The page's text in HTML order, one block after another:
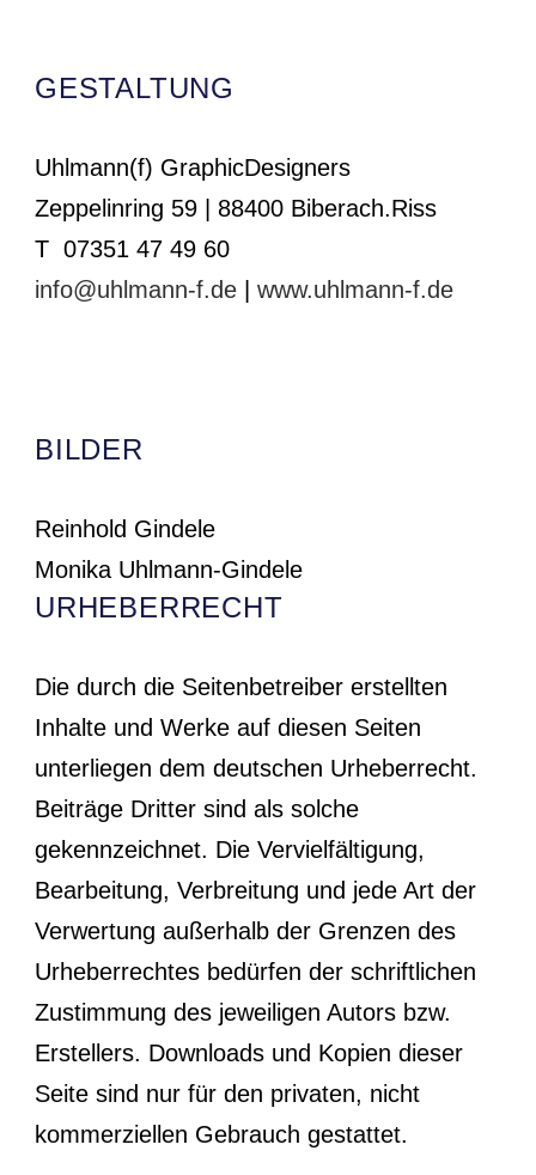
GESTALTUNG
Uhlmann(f) GraphicDesigners
Zeppelinring 59 | 88400 Biberach.Riss
T 07351 47 49 60
info@uhlmann-f.de| www.uhlmann-f.de
BILDER
Reinhold Gindele
Monika Uhlmann-Gindele
URHEBERRECHT
Die durch die Seitenbetreiber erstellten
Inhalte und Werke auf diesen Seiten
unterliegen dem deutschen Urheberrecht.
Beiträge Dritter sind als solche
gekennzeichnet. Die Vervielfältigung,
Bearbeitung, Verbreitung und jede Art der
Verwertung außerhalb der Grenzen des
Urheberrechtes bedürfen der schriftlichen
Zustimmung des jeweiligen Autors bzw.
Erstellers. Downloads und Kopien dieser
Seite sind nur für den privaten, nicht
kommerziellen Gebrauch gestattet.